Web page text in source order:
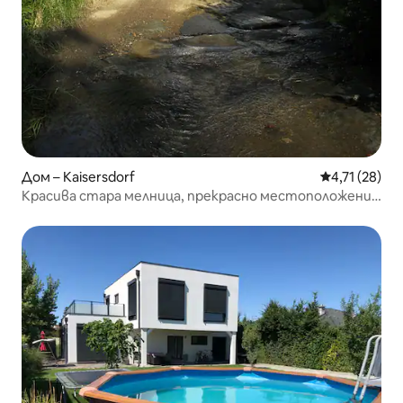
Дом – Kaisersdorf Средна
4,71 (28)
Красива стара мелница, прекрасно местоположение